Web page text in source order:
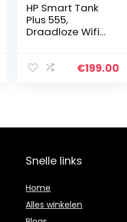
HP Smart Tank
Plus 555,
Draadloze Wifi
(Printen,
€199.00
Snelle links
Home
Alles winkelen